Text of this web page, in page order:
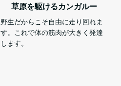
草原を駆けるカンガルー
野生だからこそ自由に走り回れま
す。これで体の筋肉が大きく発達
します。